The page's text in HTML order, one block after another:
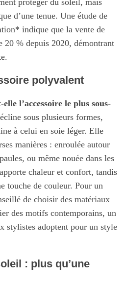
protéger du soleil, mais
d’une tenue. Une étude de
indique que la vente de
20 % depuis 2020, démontrant
polyvalent
l’accessoire le plus sous-
sous plusieurs formes,
à celui en soie léger. Elle
manières : enroulée autour
ou même nouée dans les
chaleur et confort, tandis
touche de couleur. Pour un
de choisir des matériaux
des motifs contemporains, un
stylistes adoptent pour un style
: plus qu’une